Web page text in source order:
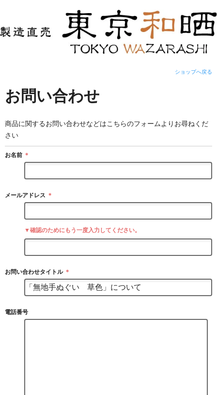
ショップへ戻る
お問い合わせ
商品に関するお問い合わせなどはこちらのフォームよりお尋ねくだ
さい
お名前 ＊
メールアドレス ＊
▼確認のためにもう一度入力してください。
お問い合わせタイトル ＊
電話番号